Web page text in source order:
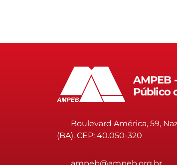
AMPEB
Público
Boulevard América, 59,
(BA). CEP: 40.050-320